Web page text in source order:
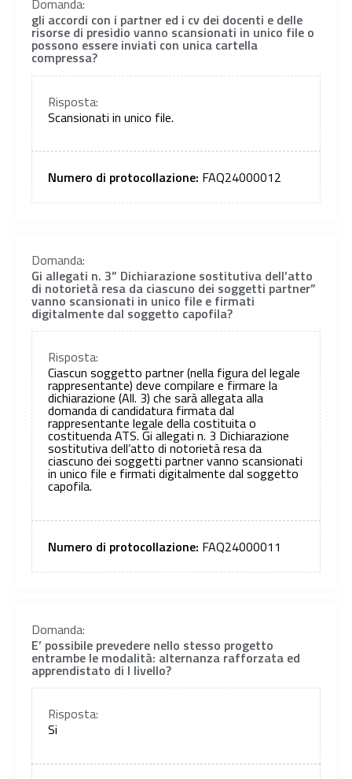
Domanda:
gli accordi con i partner ed i cv dei docenti e delle
risorse di presidio vanno scansionati in unico file o
possono essere inviati con unica cartella
compressa?
Risposta:
Scansionati in unico file.
Numero di protocollazione: FAQ24000012
Domanda:
Gi allegati n. 3” Dichiarazione sostitutiva dell’atto
di notorietà resa da ciascuno dei soggetti partner”
vanno scansionati in unico file e firmati
digitalmente dal soggetto capofila?
Risposta:
Ciascun soggetto partner (nella figura del legale
rappresentante) deve compilare e firmare la
dichiarazione (All. 3) che sarà allegata alla
domanda di candidatura firmata dal
rappresentante legale della costituita o
costituenda ATS. Gi allegati n. 3 Dichiarazione
sostitutiva dell’atto di notorietà resa da
ciascuno dei soggetti partner vanno scansionati
in unico file e firmati digitalmente dal soggetto
capofila.
Numero di protocollazione: FAQ24000011
Domanda:
E’ possibile prevedere nello stesso progetto
entrambe le modalità: alternanza rafforzata ed
apprendistato di I livello?
Risposta:
Si